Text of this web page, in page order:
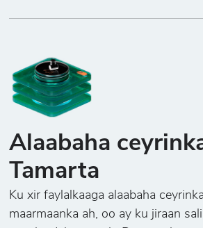
Alaabaha
Tamarta
Ku xir faylalkaaga alaabaha
maarmaanka ah, oo ay ku jiraan